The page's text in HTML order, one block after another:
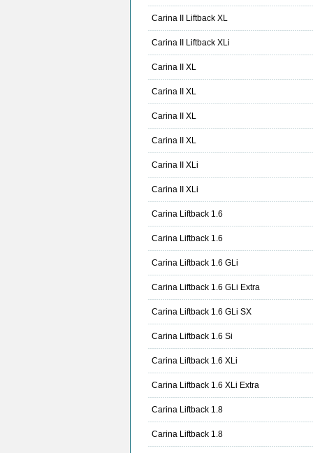
Carina II Liftback XL
Carina II Liftback XLi
Carina II XL
Carina II XL
Carina II XL
Carina II XL
Carina II XLi
Carina II XLi
Carina Liftback 1.6
Carina Liftback 1.6
Carina Liftback 1.6 GLi
Carina Liftback 1.6 GLi Extra
Carina Liftback 1.6 GLi SX
Carina Liftback 1.6 Si
Carina Liftback 1.6 XLi
Carina Liftback 1.6 XLi Extra
Carina Liftback 1.8
Carina Liftback 1.8